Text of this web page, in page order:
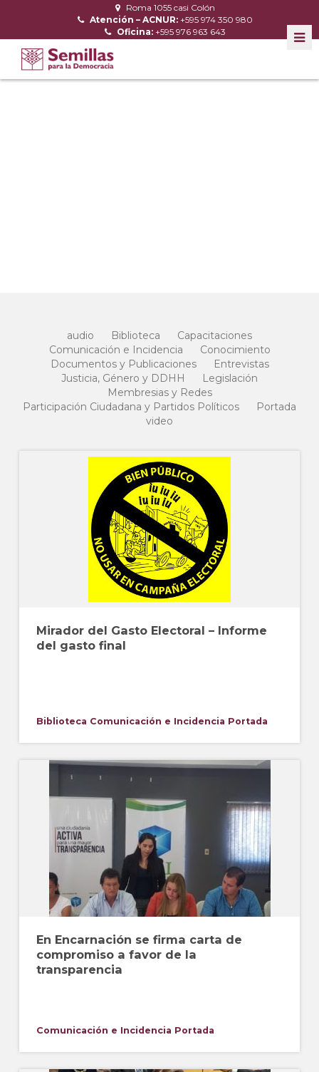
Roma 1055 casi Colón
Atención – ACNUR: +595 974 350 980
Oficina: +595 976 963 643
audio Biblioteca
Capacitaciones
Comunicación e Incidencia
Conocimiento
Documentos y Publicaciones
Entrevistas
Justicia, Género y DDHH
Legislación
Membresias y Redes
Participación Ciudadana y Partidos Políticos
Portada
video
Mirador del Gasto Electoral – Informe
del gasto final
Biblioteca Comunicación e Incidencia Portada
En Encarnación se firma carta de
compromiso a favor de la
transparencia
Comunicación e Incidencia Portada